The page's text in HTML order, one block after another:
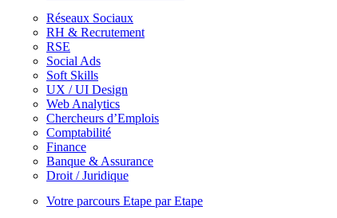
Réseaux Sociaux
RH & Recrutement
RSE
Social Ads
Soft Skills
UX / UI Design
Web Analytics
Chercheurs d’Emplois
Comptabilité
Finance
Banque & Assurance
Droit / Juridique
Votre parcours Etape par Etape